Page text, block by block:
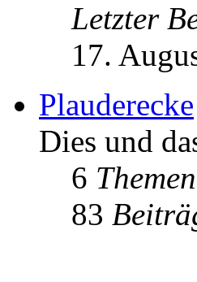
Letzter
17.
Plauderecke
Dies und
6 Themen
83